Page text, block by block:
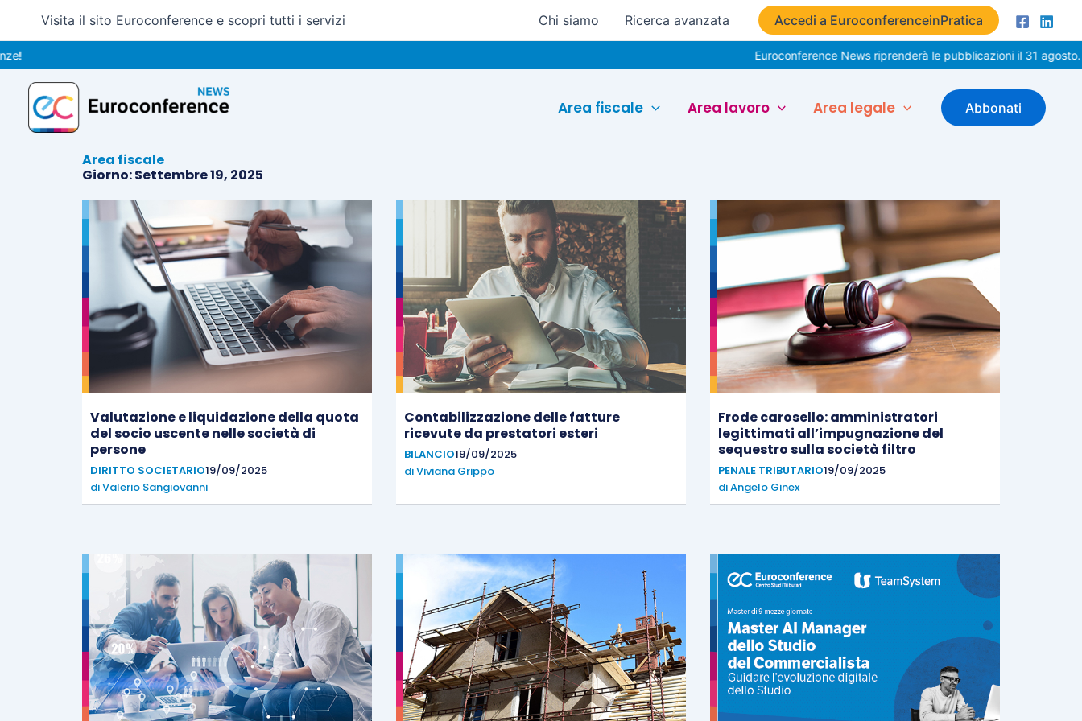
contenuto
Visita il sito Euroconference e scopri tutti i servizi Chi siamo Ricerca avanzata Accedi a EuroconferenceinPratica
Euroconference News riprenderà le pubblicazioni il 31 agosto.
Area fiscale Area lavoro Area legale Abbonati
Area fiscale
Giorno: Settembre 19, 2025
Valutazione e liquidazione della quota
del socio uscente nelle società di
persone
DIRITTO SOCIETARIO19/09/2025
diValerio Sangiovanni
Contabilizzazione delle fatture
ricevute da prestatori esteri
BILANCIO19/09/2025
diViviana Grippo
Frode carosello: amministratori
legittimati all’impugnazione del
sequestro sulla società filtro
PENALE TRIBUTARIO19/09/2025
diAngelo Ginex